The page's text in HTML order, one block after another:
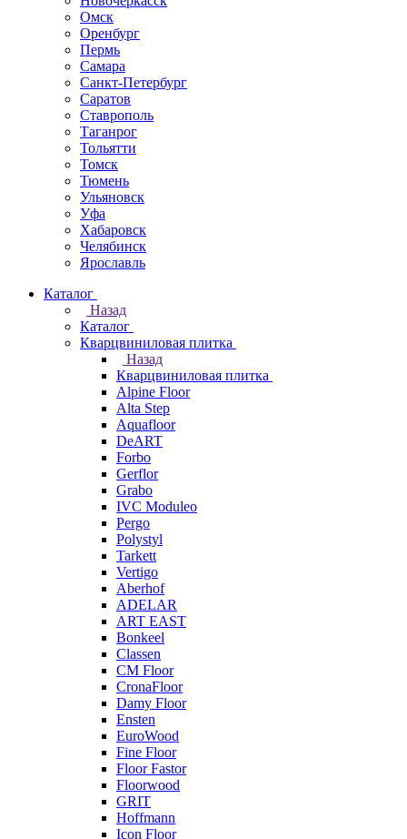
Омск
Оренбург
Пермь
Самара
Санкт-Петербург
Саратов
Ставрополь
Таганрог
Тольятти
Томск
Тюмень
Ульяновск
Уфа
Хабаровск
Челябинск
Ярославль
Каталог
Назад
Каталог
Кварцвиниловая плитка
Назад
Кварцвиниловая плитка
Alpine Floor
Alta Step
Aquafloor
DeART
Forbo
Gerflor
Grabo
IVC Moduleo
Pergo
Polystyl
Tarkett
Vertigo
Aberhof
ADELAR
ART EAST
Bonkeel
Classen
CM Floor
CronaFloor
Damy Floor
Ensten
EuroWood
Fine Floor
Floor Fastor
Floorwood
GRIT
Hoffmann
Icon Floor